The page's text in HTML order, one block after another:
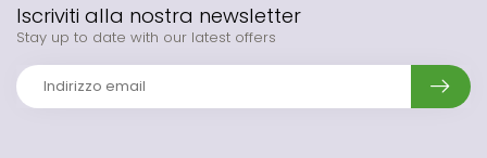
Iscriviti alla nostra newsletter
Stay up to date with our latest offers